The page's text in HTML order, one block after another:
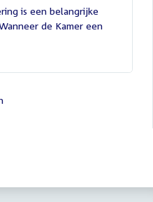
is een belangrijke
de Kamer een